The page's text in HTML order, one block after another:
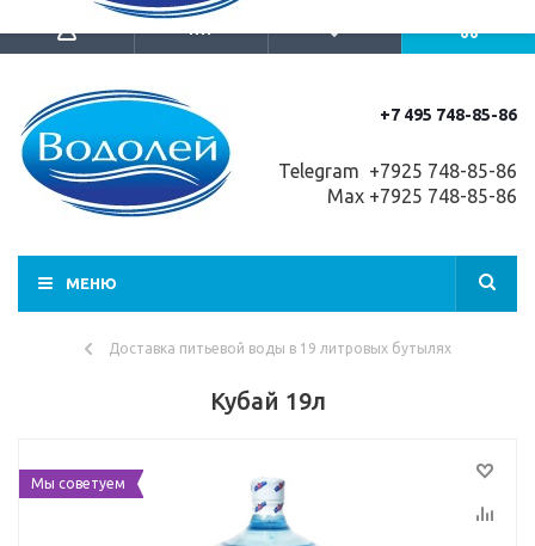
+7 495 748-85-86
Telegram +7925 748-85-86
Max +7925 748-85-86
МЕНЮ
Доставка питьевой воды в 19 литровых бутылях
Кубай 19л
Мы советуем